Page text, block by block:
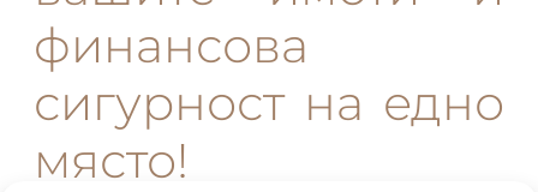
финансова
сигурност на едно
място!